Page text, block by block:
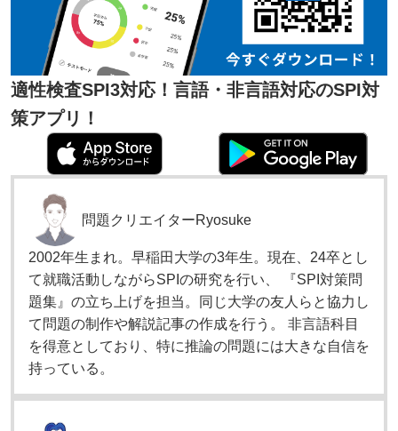
適性検査SPI3対応！言語・非言語対応のSPI対
策アプリ！
問題クリエイターRyosuke
2002年生まれ。早稲田大学の3年生。現在、24卒とし
て就職活動しながらSPIの研究を行い、 『SPI対策問
題集』の立ち上げを担当。同じ大学の友人らと協力し
て問題の制作や解説記事の作成を行う。 非言語科目
を得意としており、特に推論の問題には大きな自信を
持っている。